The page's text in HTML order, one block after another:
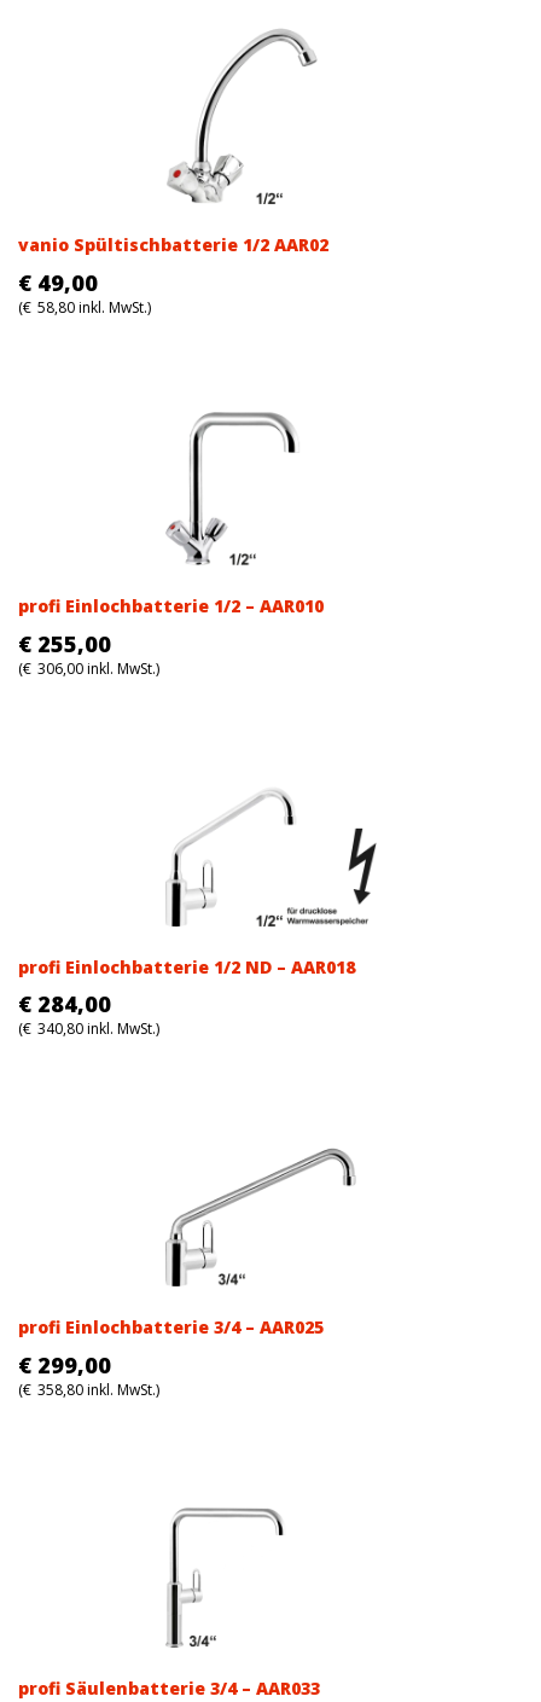
vanio Spültischbatterie 1/2 AAR02
€ 49,00
(€ 58,80inkl. MwSt.)
profi Einlochbatterie 1/2 – AAR010
€ 255,00
(€ 306,00inkl. MwSt.)
profi Einlochbatterie 1/2 ND – AAR018
€ 284,00
(€ 340,80inkl. MwSt.)
profi Einlochbatterie 3/4 – AAR025
€ 299,00
(€ 358,80inkl. MwSt.)
profi Säulenbatterie 3/4 – AAR033